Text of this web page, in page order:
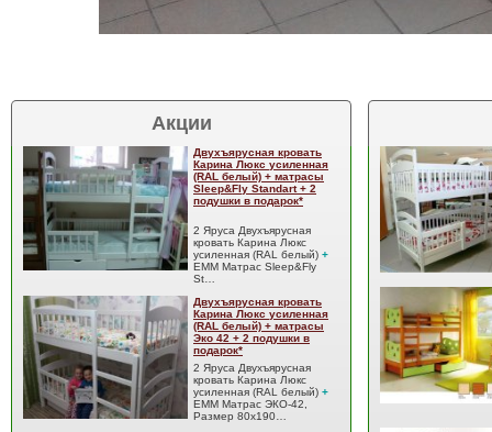
Акции
Двухъярусная кровать
Карина Люкс усиленная
(RAL белый) + матрасы
Sleep&Fly Standart + 2
подушки в подарок*
2 Яруса Двухъярусная
кровать Карина Люкс
усиленная (RAL белый) +
EMM Матрас Sleep&Fly
St…
Двухъярусная кровать
Карина Люкс усиленная
(RAL белый) + матрасы
Эко 42 + 2 подушки в
подарок*
2 Яруса Двухъярусная
кровать Карина Люкс
усиленная (RAL белый) +
EMM Матрас ЭКО-42,
Размер 80x190…